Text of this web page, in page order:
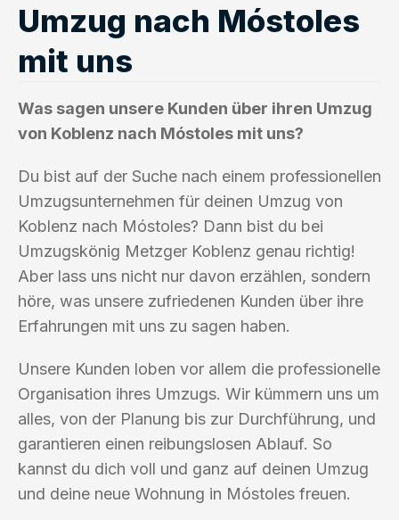
Umzug nach Móstoles
mit uns
Was sagen unsere Kunden über ihren Umzug
von Koblenz nach Móstoles mit uns?
Du bist auf der Suche nach einem professionellen
Umzugsunternehmen für deinen Umzug von
Koblenz nach Móstoles? Dann bist du bei
Umzugskönig Metzger Koblenz genau richtig!
Aber lass uns nicht nur davon erzählen, sondern
höre, was unsere zufriedenen Kunden über ihre
Erfahrungen mit uns zu sagen haben.
Unsere Kunden loben vor allem die professionelle
Organisation ihres Umzugs. Wir kümmern uns um
alles, von der Planung bis zur Durchführung, und
garantieren einen reibungslosen Ablauf. So
kannst du dich voll und ganz auf deinen Umzug
und deine neue Wohnung in Móstoles freuen.